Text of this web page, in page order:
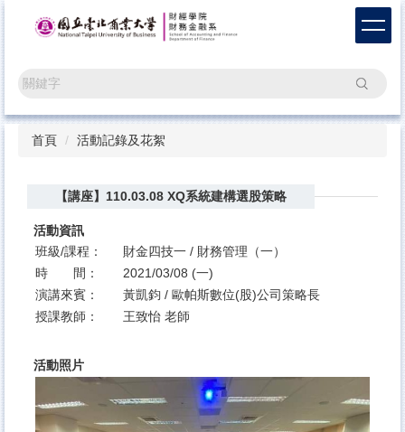
區
搜尋
首頁 活動記錄及花絮
【講座】110.03.08 XQ系統建構選股策略
活動資訊
班級/課程：
財金四技一 / 財務管理（一）
時 間：
2021/03/08 (一)
演講來賓：
黃凱鈞 / 歐帕斯數位(股)公司策略長
授課教師：
王致怡 老師
活動照片